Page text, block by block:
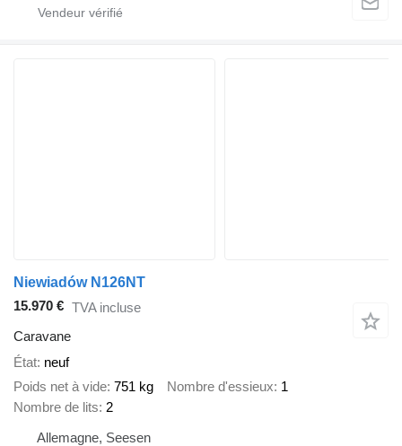
Niewiadów N126NT
15.970 € TVA incluse
Caravane
État neuf
Poids net à vide 751 kg Nombre d'essieux 1
Nombre de lits 2
Allemagne, Seesen